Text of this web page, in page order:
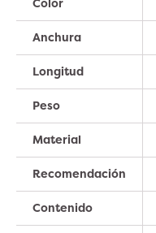
Anchura
Longitud
Peso
Material
Recomendación
Contenido